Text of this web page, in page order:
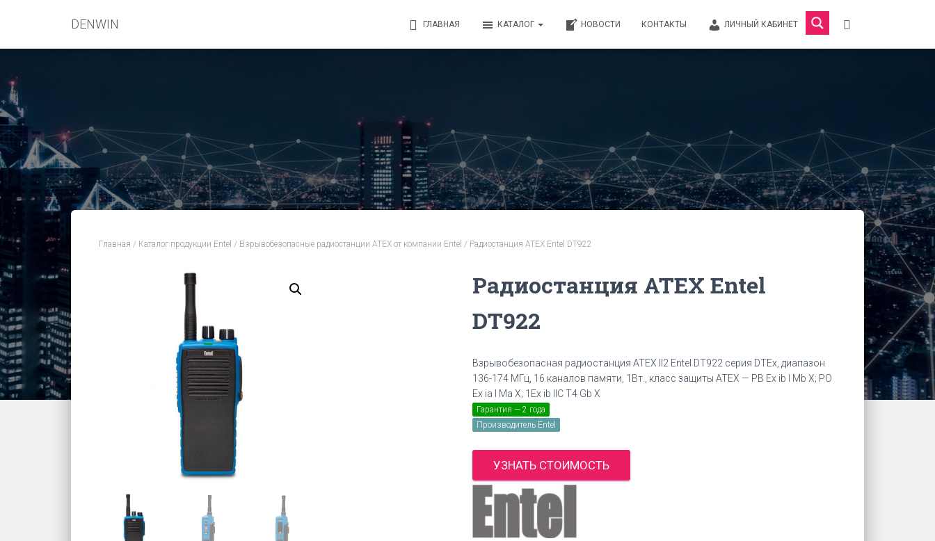
DENWIN ГЛАВНАЯ КАТАЛОГ НОВОСТИ КОНТАКТЫ ЛИЧНЫЙ КАБИНЕТ
Главная / Каталог продукции Entel / Взрывобезопасные радиостанции ATEX от компании Entel / Радиостанция ATEX Entel DT922
Радиостанция ATEX Entel
DT922
Взрывобезопасная радиостанция ATEX II2 Entel DT922 серия DTEx, диапазон
136-174 МГц, 16 каналов памяти, 1Вт., класс защиты ATEX — PB Ex ib I Mb X; PO
Ex ia I Ma X; 1Ex ib IIC T4 Gb X
Гарантия — 2 года
Производитель Entel
УЗНАТЬ СТОИМОСТЬ